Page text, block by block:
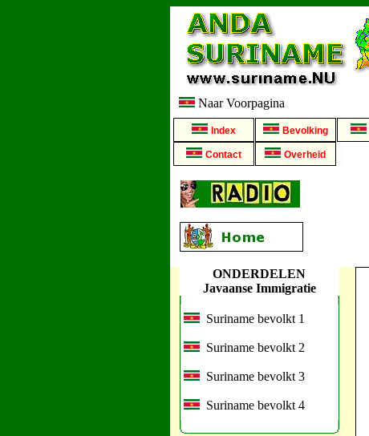
Naar Voorpagina
Index Bevolking
Contact Overheid
ONDERDELEN
Javaanse Immigratie
Suriname bevolkt 1
Suriname bevolkt 2
Suriname bevolkt 3
Suriname bevolkt 4